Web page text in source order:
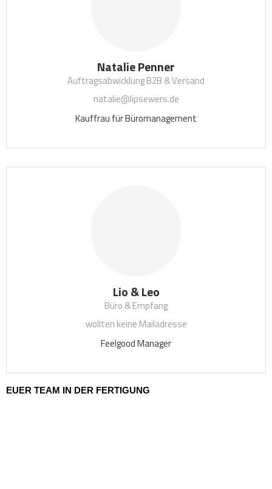
Natalie Penner
Auftragsabwicklung B2B & Versand
natalie@lipsewers.de
Kauffrau für Büromanagement
Lio & Leo
Büro & Empfang
wollten keine Mailadresse
Feelgood Manager
EUER TEAM IN DER FERTIGUNG